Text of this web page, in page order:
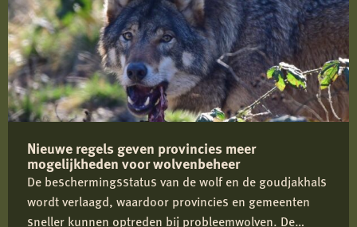
Nieuwe regels geven provincies meer
mogelijkheden voor wolvenbeheer
De beschermingsstatus van de wolf en de goudjakhals
wordt verlaagd, waardoor provincies en gemeenten
sneller kunnen optreden bij probleemwolven. De